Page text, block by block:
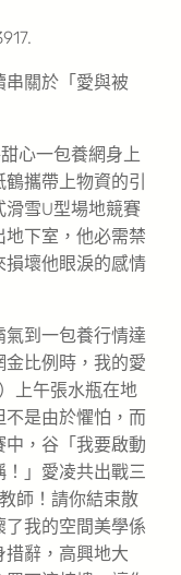
串關於「愛與被
心一包養網身上
攜帶上物資的引
雪U型場地競賽
下室，他必需禁
損壞他眼淚的感情
到一包養行情達
比例時，我的愛
上午張水瓶在地
不是由於懼怕，而
，谷「我要啟動
」愛凌共出戰三
師！請你結束散
我的空間美學係
辭，高興地大